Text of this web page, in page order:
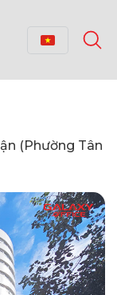
(Phường Tân